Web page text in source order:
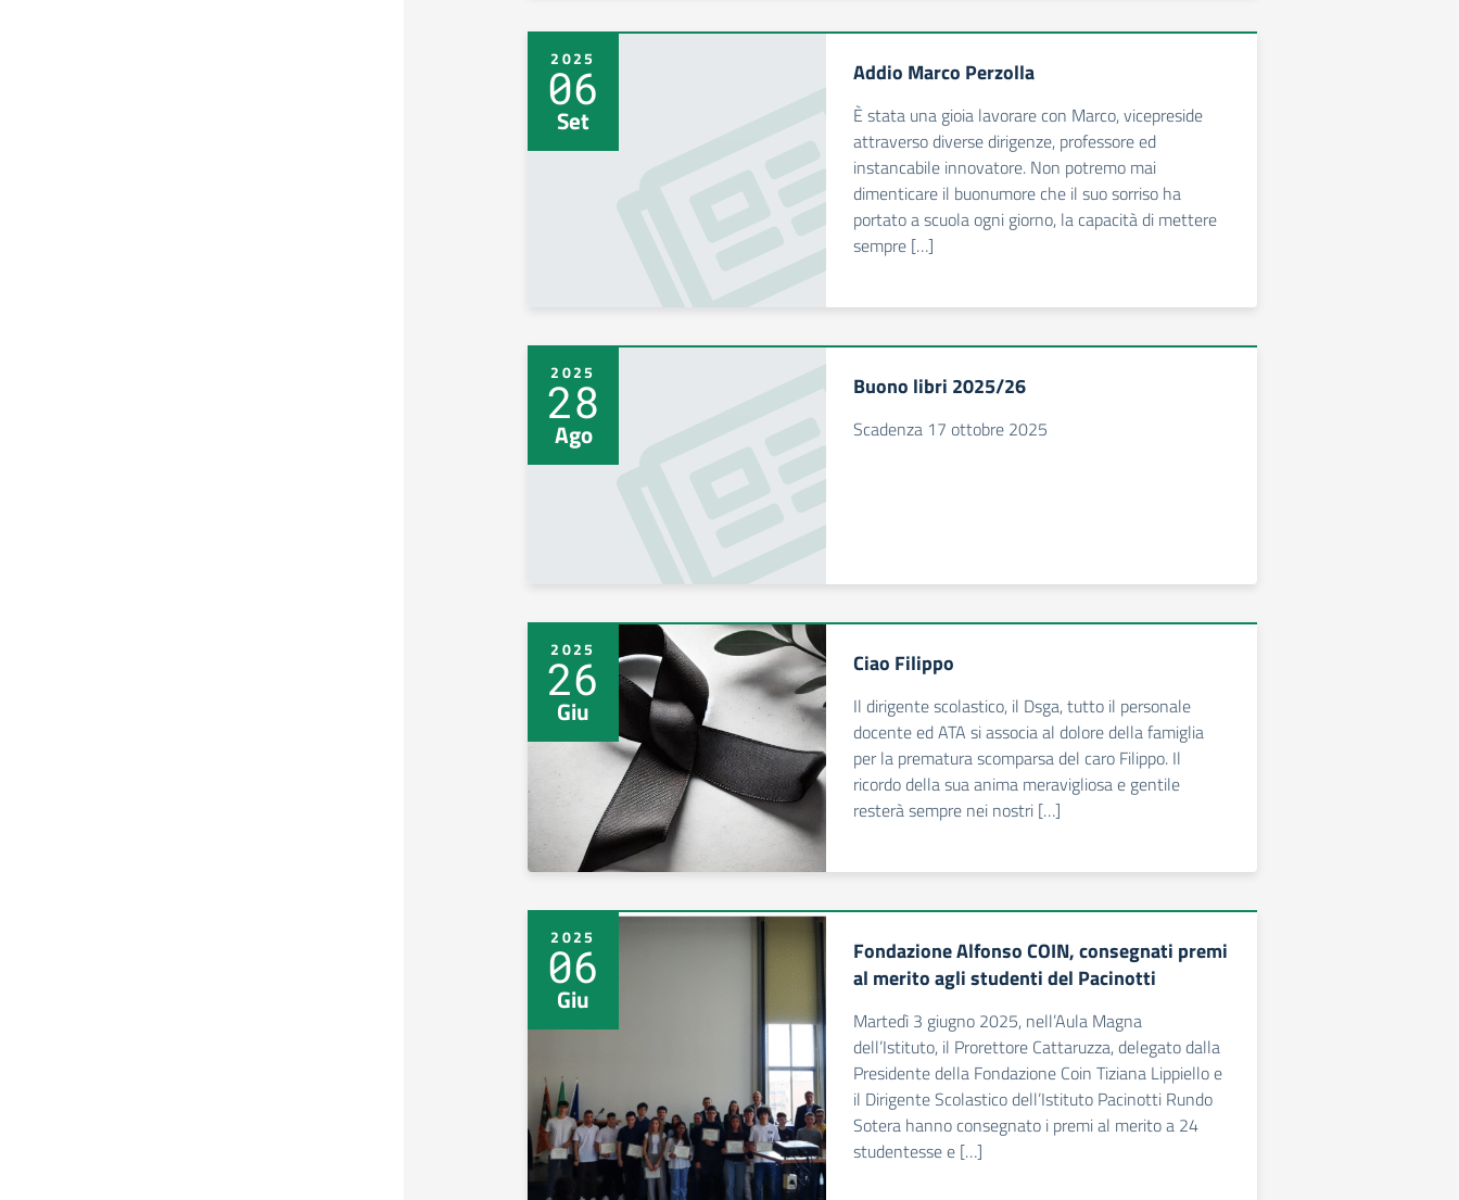
2025
06
Set
Addio Marco Perzolla
È stata una gioia lavorare con Marco, vicepreside
attraverso diverse dirigenze, professore ed
instancabile innovatore. Non potremo mai
dimenticare il buonumore che il suo sorriso ha
portato a scuola ogni giorno, la capacità di mettere
sempre […]
2025
28
Ago
Buono libri 2025/26
Scadenza 17 ottobre 2025
2025
26
Giu
Ciao Filippo
Il dirigente scolastico, il Dsga, tutto il personale
docente ed ATA si associa al dolore della famiglia
per la prematura scomparsa del caro Filippo. Il
ricordo della sua anima meravigliosa e gentile
resterà sempre nei nostri […]
2025
06
Giu
Fondazione Alfonso COIN, consegnati premi
al merito agli studenti del Pacinotti
Martedì 3 giugno 2025, nell’Aula Magna
dell’Istituto, il Prorettore Cattaruzza, delegato dalla
Presidente della Fondazione Coin Tiziana Lippiello e
il Dirigente Scolastico dell’Istituto Pacinotti Rundo
Sotera hanno consegnato i premi al merito a 24
studentesse e […]